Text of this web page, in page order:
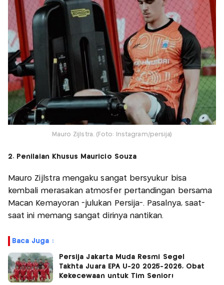
Mauro Zijlstra. (Foto: Instagram/persija)
2. Penilaian Khusus Mauricio Souza
Mauro Zijlstra mengaku sangat bersyukur bisa
kembali merasakan atmosfer pertandingan bersama
Macan Kemayoran -julukan Persija-. Pasalnya, saat-
saat ini memang sangat dirinya nantikan.
Baca Juga :
Persija Jakarta Muda Resmi Segel
Takhta Juara EPA U-20 2025-2026, Obat
Kekecewaan untuk Tim Senior!